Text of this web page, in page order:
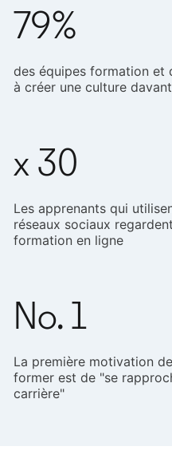
79%
des équipes formation et
à créer une culture
x 30
Les apprenants qui
réseaux sociaux
formation en ligne
No. 1
La première motivation
former est de "se
carrière"